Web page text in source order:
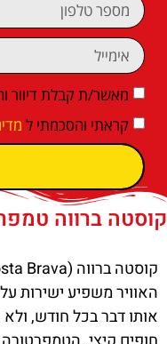
מאשר/ת קבלת דיוור
קראתי והסכמתי ל
קוסטה ברווה
האוויר משפיע ישירות
אותו דבר בכל חודש, ולא